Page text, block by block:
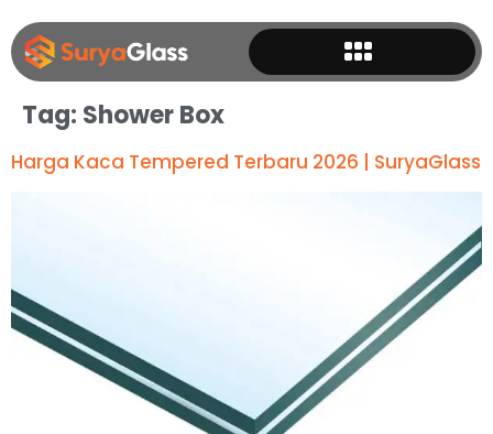
Tag: Shower Box
Harga Kaca Tempered Terbaru 2026 | SuryaGlass